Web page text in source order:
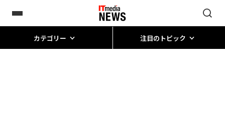
カテゴリー 注目のトピック